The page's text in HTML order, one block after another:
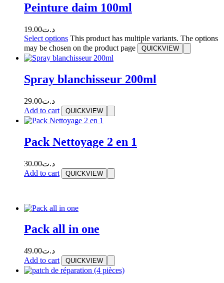
Peinture daim 100ml
د.ت19.00
Select options This product has multiple variants. The options
may be chosen on the product page
QUICKVIEW
Spray blanchisseur 200ml
د.ت29.00
Add to cart
QUICKVIEW
Pack Nettoyage 2 en 1
د.ت30.00
Add to cart
QUICKVIEW
Pack all in one
د.ت49.00
Add to cart
QUICKVIEW